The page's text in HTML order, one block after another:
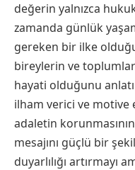
değerin yalnızca
zamanda günlük
gereken bir ilke
bireylerin ve
hayati olduğunu
ilham verici ve motive
adaletin
mesajını güçlü bir
duyarlılığı artırmayı